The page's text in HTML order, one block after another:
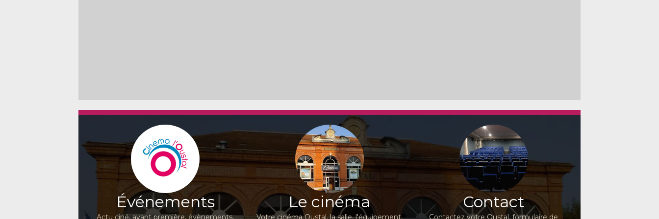
Événements
Actu ciné, avant première, évènements,
Le cinéma
Votre cinéma Oustal, la salle, l'équipement,
Contact
Contactez votre Oustal, formulaire de